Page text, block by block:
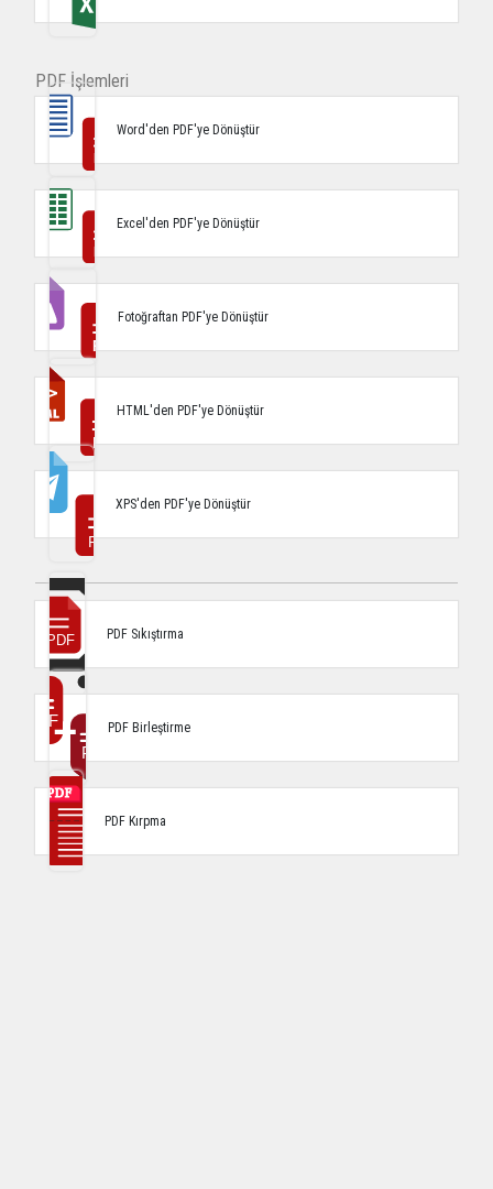
PDF İşlemleri
Word'den PDF'ye Dönüştür
Excel'den PDF'ye Dönüştür
Fotoğraftan PDF'ye Dönüştür
HTML'den PDF'ye Dönüştür
XPS'den PDF'ye Dönüştür
PDF Sıkıştırma
PDF Birleştirme
PDF Kırpma